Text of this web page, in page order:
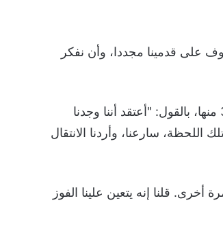
على قدمينا مجددا، وأن نفكر
كما تطرق النجم الأرجنتيني للأهداف التي أحرزها فريقه، والتي تم إلفاء 3 منها، بالقول: "أعتقد أننا وجدنا
سارعنا، وأردنا الانتقال
قلنا إنه يتعين علينا الفوز